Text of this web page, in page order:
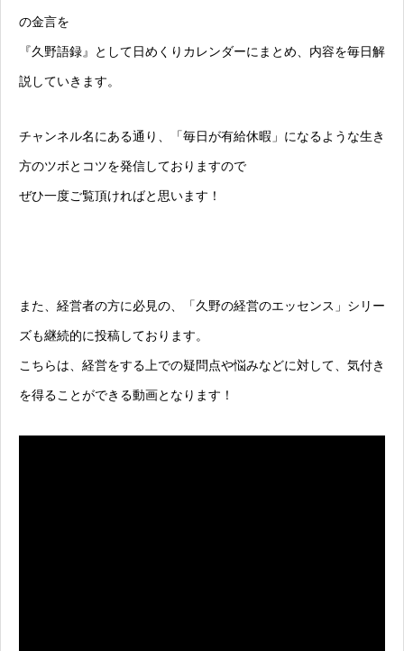
の金言を
『久野語録』として日めくりカレンダーにまとめ、内容を毎日解
説していきます。
チャンネル名にある通り、「毎日が有給休暇」になるような生き
方のツボとコツを発信しておりますので
ぜひ一度ご覧頂ければと思います！
また、経営者の方に必見の、「久野の経営のエッセンス」シリー
ズも継続的に投稿しております。
こちらは、経営をする上での疑問点や悩みなどに対して、気付き
を得ることができる動画となります！